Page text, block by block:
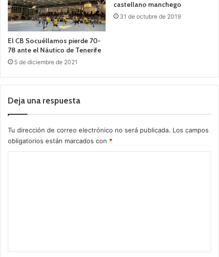
El CB Socuéllamos pierde 70-
78 ante el Náutico de Tenerife
5 de diciembre de 2021
castellano manchego
31 de octubre de 2019
Deja una respuesta
Tu dirección de correo electrónico no será publicada. Los campos
obligatorios están marcados con *